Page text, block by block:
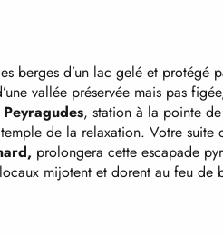
berges d’un lac gelé et protégé
vallée préservée mais pas
Peyragudes, station à la pointe
de la relaxation. Votre suite
prolongera cette escapade
mijotent et dorent au feu